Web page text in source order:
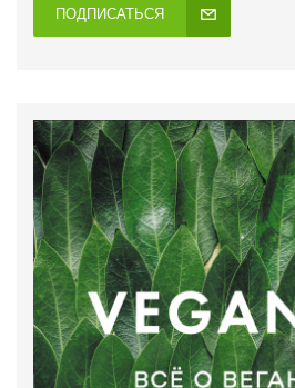
ПОДПИСАТЬСЯ